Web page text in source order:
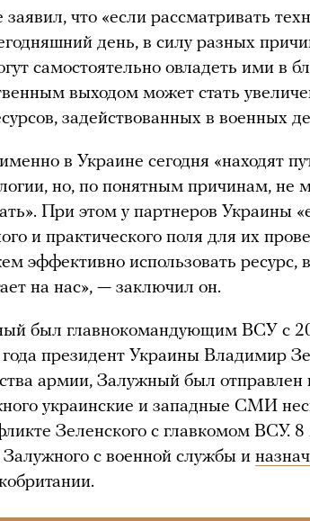
что «если рассматривать
день, в силу разных
самостоятельно овладеть ими в
выходом может стать
задействованных в военных
в Украине сегодня «находят
но, по понятным причинам, не
При этом у партнеров Украины
и практического поля для их
эффективно использовать ресурс,
на нас», — заключил он.
был главнокомандующим ВСУ с
президент Украины Владимир
армии, Залужный был отправлен
украинские и западные СМИ
Зеленского с главкомом ВСУ.
с военной службы и